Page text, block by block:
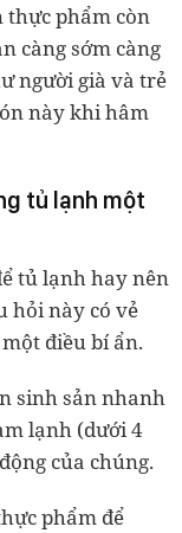
thực phẩm còn
càng sớm càng
người già và trẻ
này khi hâm
tủ lạnh một
tủ lạnh hay nên
hỏi này có vẻ
điều bí ẩn.
sinh sản nhanh
lạnh (dưới 4
của chúng.
phẩm để